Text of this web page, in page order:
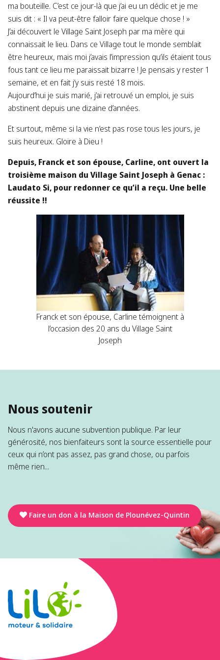
ma bouteille. C’est ce jour-là que j’ai eu un déclic et je me
suis dit : « Il va peut-être falloir faire quelque chose ! »
J’ai découvert le Village Saint Joseph par ma mère qui
connaissait le lieu. Dans ce Village tout le monde semblait
être heureux, mais moi j’avais l’impression qu’ils étaient tous
fous tant ce lieu me paraissait bizarre ! Je pensais y rester 1
semaine, et en fait j’y suis resté 18 mois.
Aujourd’hui je suis marié, j’ai retrouvé un emploi, je suis
abstinent depuis une dizaine d’années.
Et surtout, même si la vie n’est pas rose tous les jours, je
suis heureux. Gloire à Dieu !
Depuis, Franck et son épouse, Carline, ont ouvert la
troisième maison du Village Saint Joseph à Genac :
Laudato Si, pour redonner ce qu’il a reçu. Une belle
réussite !!
Franck et son épouse, Carline témoignent à
l’occasion des 20 ans du Village Saint
Joseph
Nous soutenir
Nous n'avons aucune subvention publique. Par leur
générosité, nos bienfaiteurs sont la source essentielle pour
ceux qui n’ont pas assez, pas grand chose, ou parfois
même rien...
Faire un don à la Maison de Plounévez-Quintin